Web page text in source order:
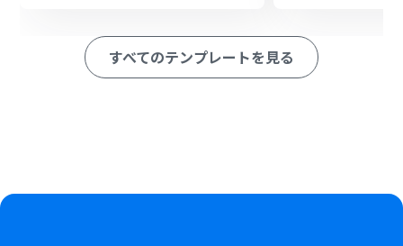
■このワークフローのカスタムポイント
すべてのテンプレートを見る